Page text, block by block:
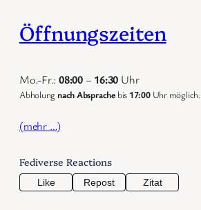
Öffnungszeiten
Mo.-Fr.:08:00–16:30 Uhr
Abholungnach Absprachebis 17:00Uhr möglich.
(mehr …)
Fediverse Reactions
Like Repost Zitat